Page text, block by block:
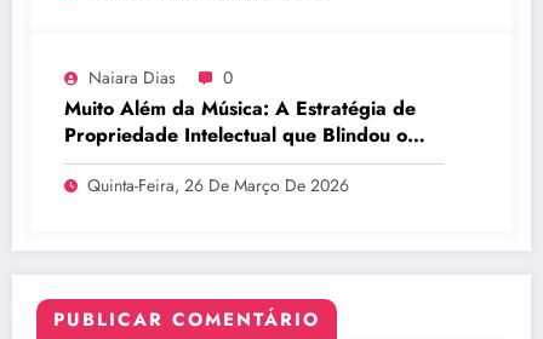
Naiara Dias 0
Muito Além da Música: A Estratégia de
Propriedade Intelectual que Blindou o
Legado do BTS
Quinta-Feira, 26 De Março De 2026
PUBLICAR COMENTÁRIO